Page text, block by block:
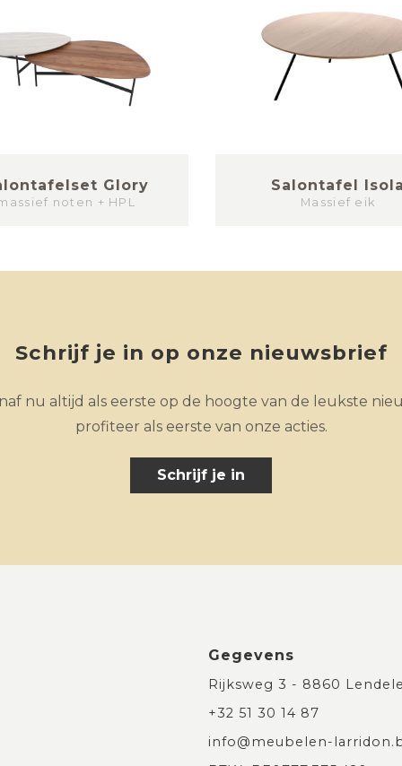
Glory
noten + HPL
Salontafel Isola
Massief eik
Schrijf je in op onze nieuwsbrief
nu altijd als eerste op de hoogte van de leukste
profiteer als eerste van onze acties.
Schrijf je in
Gegevens
Rijksweg 3 - 8860
+32 51 30 14 87
info@meubelen-